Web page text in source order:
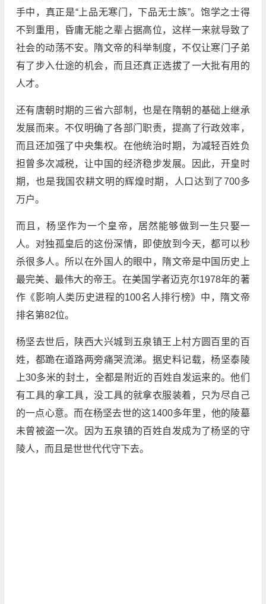
手中，真正是“上品无寒门，下品无士族”。饱学之士得
不到重用，昏庸无能之辈占据高位，这样一来就导致了
社会的动荡不安。隋文帝的科举制度，不仅让寒门子弟
有了步入仕途的机会，而且还真正选拔了一大批有用的
人才。
还有唐朝时期的三省六部制，也是在隋朝的基础上继承
发展而来。不仅明确了各部门职责，提高了行政效率，
而且还加强了中央集权。在他统治时期，为减轻百姓负
担曾多次减税，让中国的经济稳步发展。因此，开皇时
期，也是我国农耕文明的辉煌时期，人口达到了700多
万户。
而且，杨坚作为一个皇帝，居然能够做到一生只娶一
人。对独孤皇后的这份深情，即使放到今天，都可以秒
杀很多人。所以在外国人的眼中，隋文帝是中国历史上
最完美、最伟大的帝王。在美国学者迈克尔1978年的著
作《影响人类历史进程的100名人排行榜》中，隋文帝
排名第82位。
杨坚去世后，陕西大兴城到五泉镇王上村方圆百里的百
姓，都跪在道路两旁痛哭流涕。据史料记载，杨坚泰陵
上30多米的封土，全都是附近的百姓自发运来的。他们
有工具的拿工具，没工具的就拿衣服装着，只为尽自己
的一点心意。而在杨坚去世的这1400多年里，他的陵墓
未曾被盗一次。因为五泉镇的百姓自发成为了杨坚的守
陵人，而且是世世代代守下去。